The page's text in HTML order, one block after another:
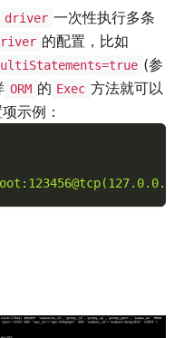
driver 一次性执行多条
的配置，比如
(参
ORM 的 Exec 方法就可以
示例：